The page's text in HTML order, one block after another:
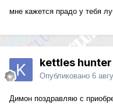
мне кажется прадо у тебя
kettles hunter
Опубликовано 6
Димон поздравляю с